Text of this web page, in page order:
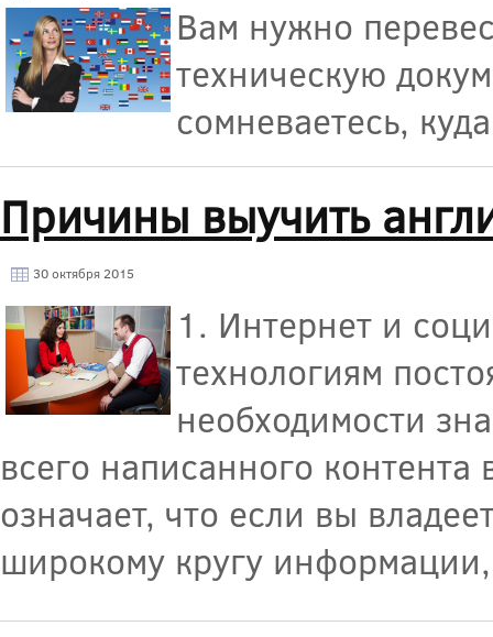
Вам нужно
техническую
сомневаетесь,
Причины выучить
30 октября 2015
1. Интернет и
технологиям
необходимости
всего написанного
означает, что если вы
широкому кругу